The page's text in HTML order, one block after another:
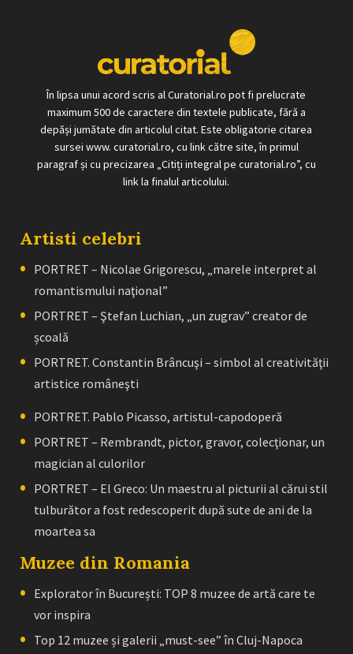
În lipsa unui acord scris al Curatorial.ro pot fi prelucrate
maximum 500 de caractere din textele publicate, fără a
depăși jumătate din articolul citat. Este obligatorie citarea
sursei www. curatorial.ro, cu link către site, în primul
paragraf și cu precizarea „Citiți integral pe curatorial.ro”, cu
link la finalul articolului.
Artisti celebri
PORTRET – Nicolae Grigorescu, „marele interpret al
romantismului naţional”
PORTRET – Ştefan Luchian, „un zugrav” creator de
școală
PORTRET. Constantin Brâncuşi – simbol al creativităţii
artistice româneşti
PORTRET. Pablo Picasso, artistul-capodoperă
PORTRET – Rembrandt, pictor, gravor, colecţionar, un
magician al culorilor
PORTRET – El Greco: Un maestru al picturii al cărui stil
tulburător a fost redescoperit după sute de ani de la
moartea sa
Muzee din Romania
Explorator în București: TOP 8 muzee de artă care te
vor inspira
Top 12 muzee și galerii „must-see” în Cluj-Napoca